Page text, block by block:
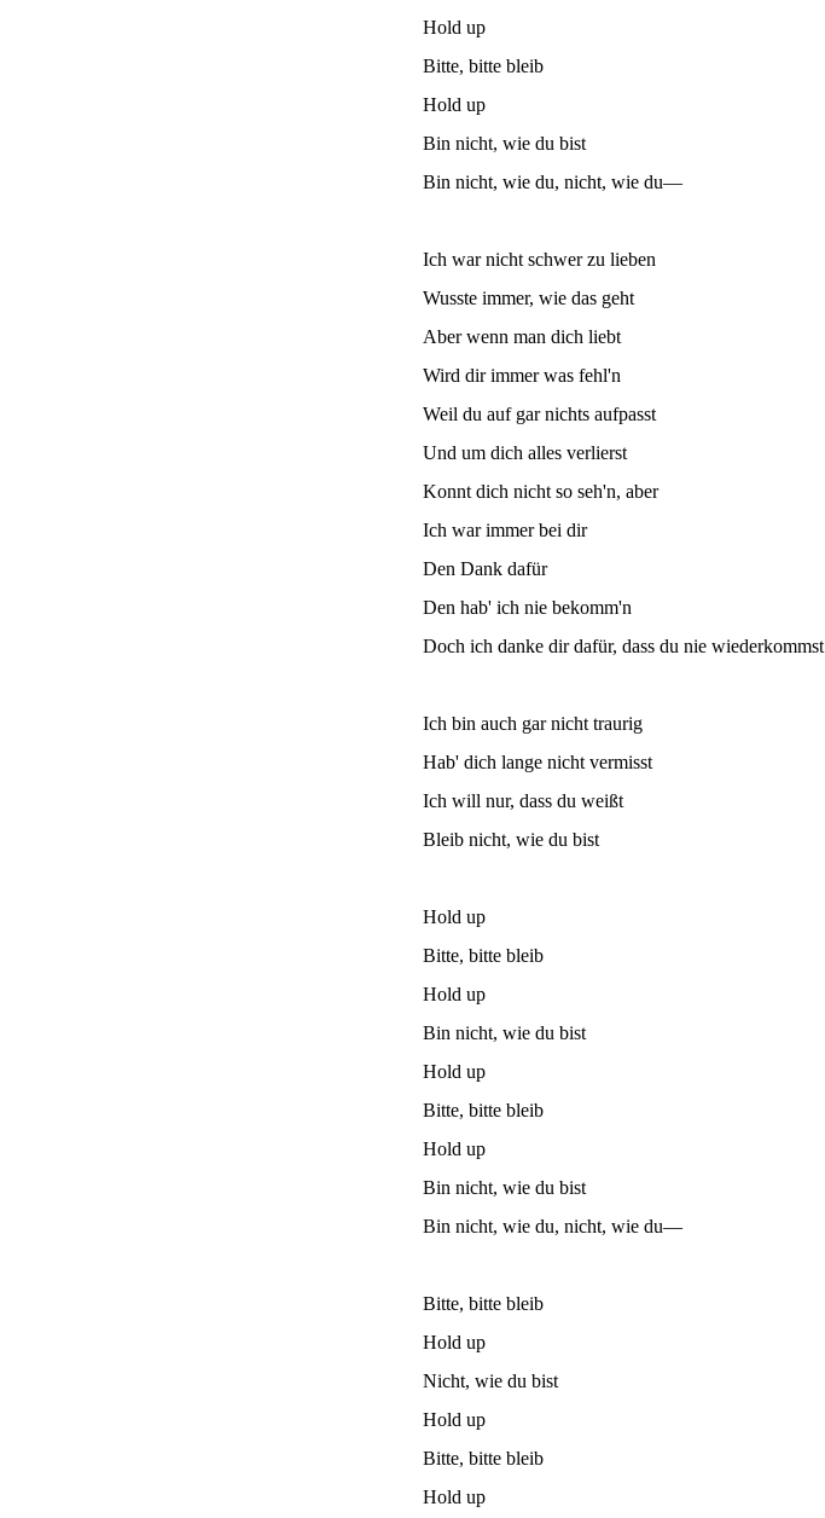
Hold up
Bitte, bitte bleib
Hold up
Bin nicht, wie du bist
Bin nicht, wie du, nicht, wie du—
Ich war nicht schwer zu lieben
Wusste immer, wie das geht
Aber wenn man dich liebt
Wird dir immer was fehl'n
Weil du auf gar nichts aufpasst
Und um dich alles verlierst
Konnt dich nicht so seh'n, aber
Ich war immer bei dir
Den Dank dafür
Den hab' ich nie bekomm'n
Doch ich danke dir dafür, dass du nie wiederkommst
Ich bin auch gar nicht traurig
Hab' dich lange nicht vermisst
Ich will nur, dass du weißt
Bleib nicht, wie du bist
Hold up
Bitte, bitte bleib
Hold up
Bin nicht, wie du bist
Hold up
Bitte, bitte bleib
Hold up
Bin nicht, wie du bist
Bin nicht, wie du, nicht, wie du—
Bitte, bitte bleib
Hold up
Nicht, wie du bist
Hold up
Bitte, bitte bleib
Hold up